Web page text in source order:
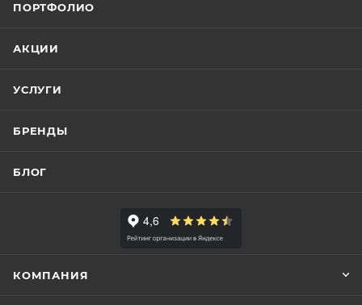
ПОРТФОЛИО
АКЦИИ
УСЛУГИ
БРЕНДЫ
БЛОГ
КОМПАНИЯ